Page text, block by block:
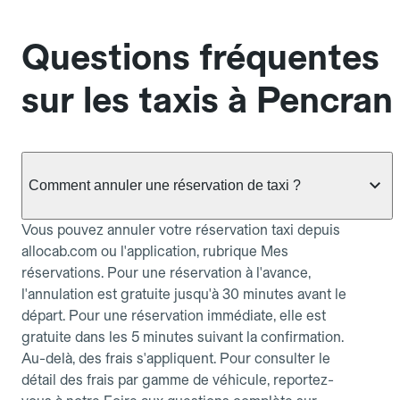
Questions fréquentes
sur les taxis à Pencran
Comment annuler une réservation de taxi ?
Vous pouvez annuler votre réservation taxi depuis
allocab.com ou l'application, rubrique Mes
réservations. Pour une réservation à l'avance,
l'annulation est gratuite jusqu'à 30 minutes avant le
départ. Pour une réservation immédiate, elle est
gratuite dans les 5 minutes suivant la confirmation.
Au-delà, des frais s'appliquent. Pour consulter le
détail des frais par gamme de véhicule, reportez-